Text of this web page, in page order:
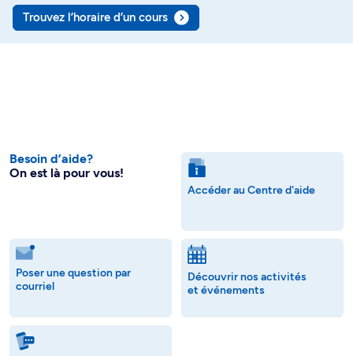
Trouvez l’horaire d’un cours
Besoin d’aide?
On est là pour vous!
Accéder au Centre d'aide
Poser une question par
courriel
Découvrir nos activités
et événements